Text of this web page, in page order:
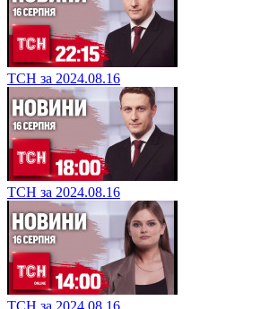
ТСН за 2024.08.16
ТСН за 2024.08.16
ТСН за 2024.08.16